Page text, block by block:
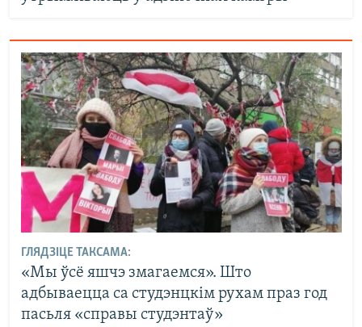
ГЛЯДЗІЦЕ ТАКСАМА:
«Мы ўсё яшчэ змагаемся». Што
адбываецца са студэнцкім рухам праз год
пасьля «справы студэнтаў»